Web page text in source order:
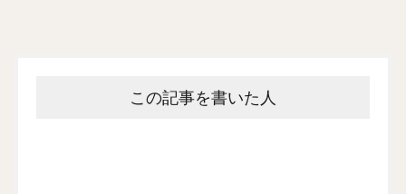
この記事を書いた人